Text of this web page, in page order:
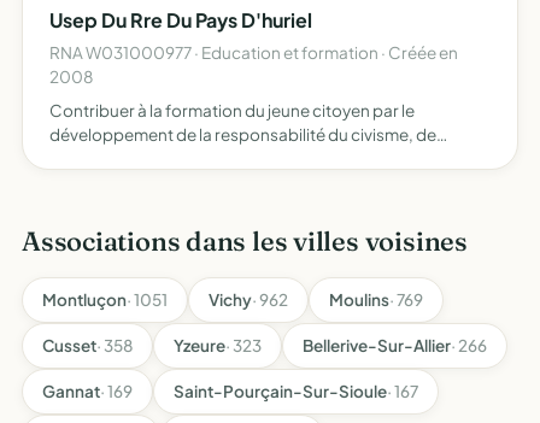
Usep Du Rre Du Pays D'huriel
RNA W031000977 · Education et formation · Créée en
2008
Contribuer à la formation du jeune citoyen par le
développement de la responsabilité du civisme, de
Associations dans les villes voisines
Montluçon· 1051 Vichy· 962 Moulins· 769
Cusset· 358 Yzeure· 323 Bellerive-Sur-Allier· 266
Gannat· 169 Saint-Pourçain-Sur-Sioule· 167